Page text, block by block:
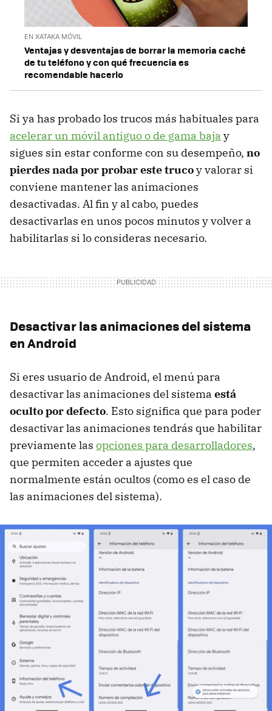
EN XATAKA MÓVIL
Ventajas y desventajas de borrar la memoria caché
de tu teléfono y con qué frecuencia es
recomendable hacerlo
Si ya has probado los trucos más habituales para
acelerar un móvil antiguo o de gama baja y
sigues sin estar conforme con su desempeño, no
pierdes nada por probar este trucoy valorar si
conviene mantener las animaciones
desactivadas. Al fin y al cabo, puedes
desactivarlas en unos pocos minutos y volver a
habilitarlas si lo consideras necesario.
Desactivar las animaciones del sistema
en Android
Si eres usuario de Android, el menú para
desactivar las animaciones del sistema está
oculto por defecto. Esto significa que para poder
desactivar las animaciones tendrás que habilitar
previamente las opciones para desarrolladores,
que permiten acceder a ajustes que
normalmente están ocultos (como es el caso de
las animaciones del sistema).